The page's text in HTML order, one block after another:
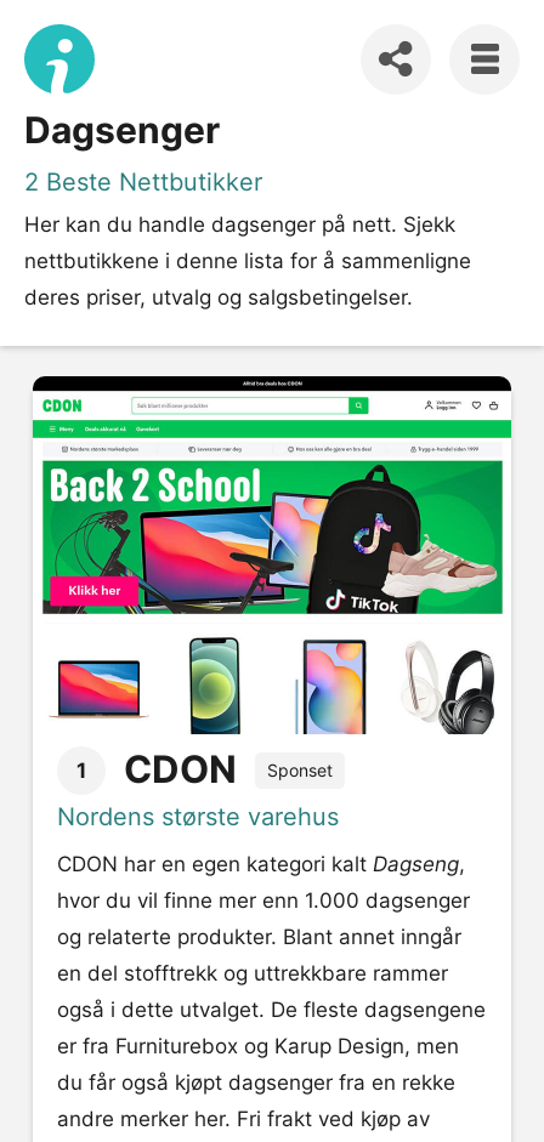
Dagsenger
2 Beste Nettbutikker
Her kan du handle dagsenger på nett. Sjekk
nettbutikkene i denne lista for å sammenligne
deres priser, utvalg og salgsbetingelser.
1 CDON Sponset
Nordens største varehus
CDON har en egen kategori kalt Dagseng,
hvor du vil finne mer enn 1.000 dagsenger
og relaterte produkter. Blant annet inngår
en del stofftrekk og uttrekkbare rammer
også i dette utvalget. De fleste dagsengene
er fra Furniturebox og Karup Design, men
du får også kjøpt dagsenger fra en rekke
andre merker her. Fri frakt ved kjøp av